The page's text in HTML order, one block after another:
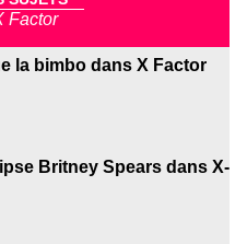
Factor
la bimbo dans X Factor
Britney Spears dans X-